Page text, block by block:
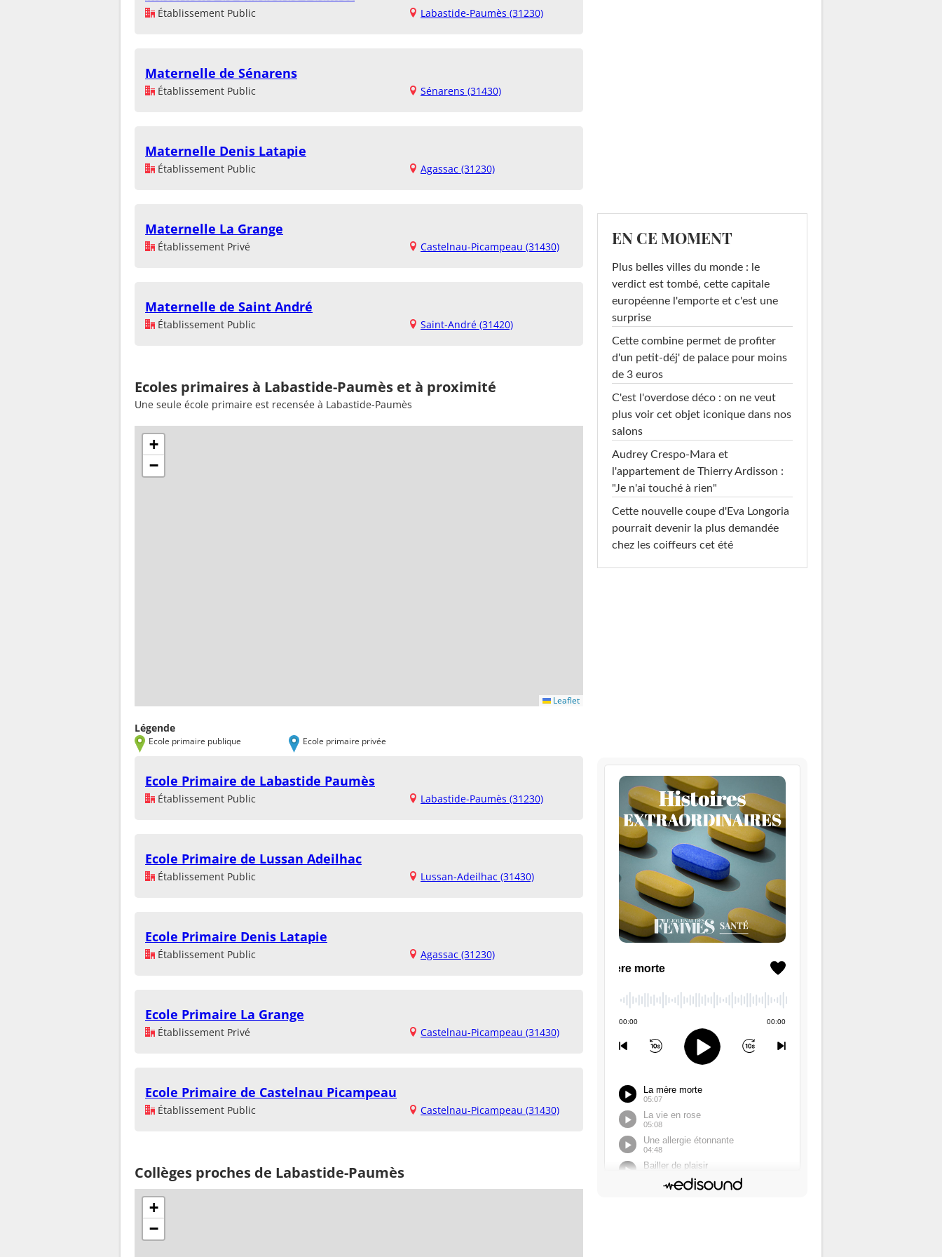
Établissement Public Labastide-Paumès (31230)
Maternelle de Sénarens
Établissement Public Sénarens (31430)
Maternelle Denis Latapie
Établissement Public Agassac (31230)
Maternelle La Grange
Établissement Privé Castelnau-Picampeau (31430)
Maternelle de Saint André
Établissement Public Saint-André (31420)
Ecoles primaires à Labastide-Paumès et à proximité
Une seule école primaire est recensée à Labastide-Paumès
+
−
Leaflet
Légende
Ecole primaire publique Ecole primaire privée
Ecole Primaire de Labastide Paumès
Établissement Public Labastide-Paumès (31230)
Ecole Primaire de Lussan Adeilhac
Établissement Public Lussan-Adeilhac (31430)
Ecole Primaire Denis Latapie
Établissement Public Agassac (31230)
Ecole Primaire La Grange
Établissement Privé Castelnau-Picampeau (31430)
Ecole Primaire de Castelnau Picampeau
Établissement Public Castelnau-Picampeau (31430)
Collèges proches de Labastide-Paumès
+
−
EN CE MOMENT
Plus belles villes du monde : le
verdict est tombé, cette capitale
européenne l'emporte et c'est une
surprise
Cette combine permet de profiter
d'un petit-déj' de palace pour moins
de 3 euros
C'est l'overdose déco : on ne veut
plus voir cet objet iconique dans nos
salons
Audrey Crespo-Mara et
l'appartement de Thierry Ardisson :
"Je n'ai touché à rien"
Cette nouvelle coupe d'Eva Longoria
pourrait devenir la plus demandée
chez les coiffeurs cet été